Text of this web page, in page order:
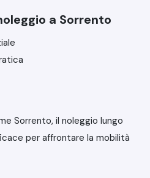
a Sorrento
Sorrento, il noleggio lungo
per affrontare la mobilità